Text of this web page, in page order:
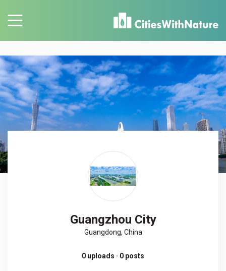
Guangzhou City
Guangdong, China
0 uploads · 0 posts